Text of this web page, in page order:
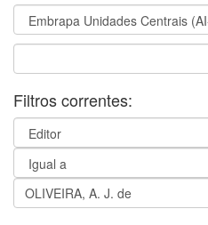
Filtros correntes: